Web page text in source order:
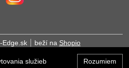
služieb
Rozumiem
Edge.sk beží na Shopio